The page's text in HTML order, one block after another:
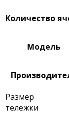
Количество
Модель
Размер
тележки